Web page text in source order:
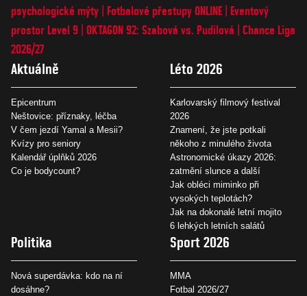
psychologické mýty
Fotbalové přestupy ONLINE
Eventový
prostor Level 9 OKTAGON 92: Szabová vs. Pudilová
Chance Liga
2026/27
Aktuálně
Epicentrum
Neštovice: příznaky, léčba
V čem jezdí Yamal a Mesii?
Kvízy pro seniory
Kalendář úplňků 2026
Co je bodycount?
Léto 2026
Karlovarský filmový festival
2026
Znamení, že jste potkali
někoho z minulého života
Astronomické úkazy 2026:
zatmění slunce a další
Jak obléci miminko při
vysokých teplotách?
Jak na dokonalé letní mojito
6 lehkých letních salátů
Politika
Nová superdávka: kdo na ní
dosáhne?
Sport 2026
MMA
Fotbal 2026/27